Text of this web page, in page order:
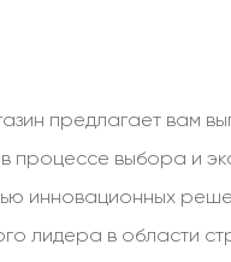
предлагает вам
выбора и
инновационных
лидера в области